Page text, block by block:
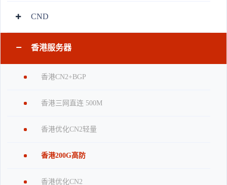
CND
香港服务器
香港CN2+BGP
香港三网直连 500M
香港优化CN2轻量
香港200G高防
香港优化CN2